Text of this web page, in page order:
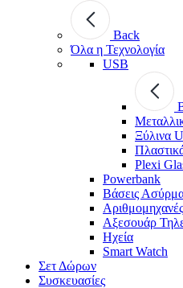
Back
Όλα η Τεχνολογία
USB
Ξύλινα
Plexi
Powerbank
Βάσεις
Αριθμομηχανές
Αξεσουάρ
Ηχεία
Smart Watch
Σετ Δώρων
Συσκευασίες